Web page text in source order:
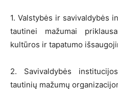
1. Valstybės ir savivaldybės
tautinei mažumai
kultūros ir tapatumo
2. Savivaldybės
tautinių mažumų